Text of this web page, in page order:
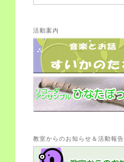
活動案内
教室からのお知らせ＆活動報告